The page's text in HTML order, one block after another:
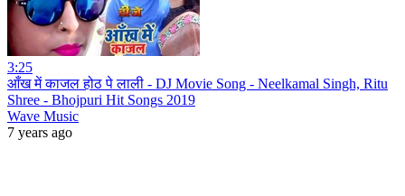
3:25
आँख में काजल होठ पे लाली - DJ Movie Song - Neelkamal Singh, Ritu
Shree - Bhojpuri Hit Songs 2019
Wave Music
7 years ago